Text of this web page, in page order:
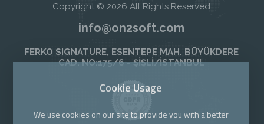
Copyright © 2026 All Rights Reserved
info@on2soft.com
FERKO SIGNATURE, ESENTEPE MAH. BÜYÜKDERE
CAD. NO:175/6 - ŞİŞLİ/İSTANBUL
Cookie Usage
We use cookies on our site to provide you with a better